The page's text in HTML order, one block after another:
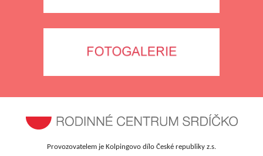
Provozovatelem je Kolpingovo dílo České republiky z.s.